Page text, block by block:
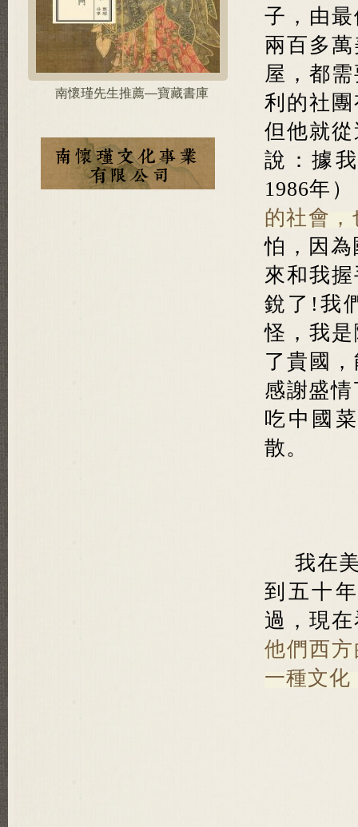
南懷瑾先生推薦—寶藏書庫
子，由
兩百多
屋，都
利的社
但他就
說：據
1986年
的社會
怕，因
來和我
銳了!我
怪，我
了貴國
感謝盛
吃中國
散。
我在
到五十
過，現
他們西
一種文化